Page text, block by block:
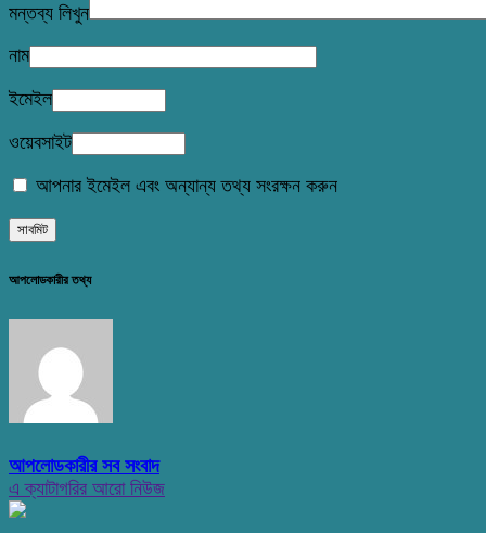
মন্তব্য লিখুন
নাম
ইমেইল
ওয়েবসাইট
আপনার ইমেইল এবং অন্যান্য তথ্য সংরক্ষন করুন
আপলোডকারীর তথ্য
আপলোডকারীর সব সংবাদ
এ ক্যাটাগরির আরো নিউজ